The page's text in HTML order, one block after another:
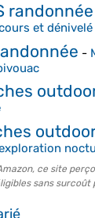
randonnée
et dénivelé
-
ce site
sans surcoût